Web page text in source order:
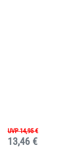
UVP 14,95 €
13,46 €